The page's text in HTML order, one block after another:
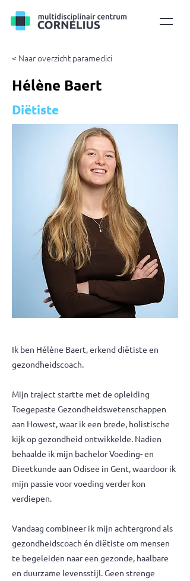
< Naar overzicht paramedici
Hélène Baert
Diëtiste
Ik ben Hélène Baert, erkend diëtiste en
gezondheidscoach.
Mijn traject startte met de opleiding
Toegepaste Gezondheidswetenschappen
aan Howest, waar ik een brede, holistische
kijk op gezondheid ontwikkelde. Nadien
behaalde ik mijn bachelor Voeding- en
Dieetkunde aan Odisee in Gent, waardoor ik
mijn passie voor voeding verder kon
verdiepen.
Vandaag combineer ik mijn achtergrond als
gezondheidscoach én diëtiste om mensen
te begeleiden naar een gezonde, haalbare
en duurzame levensstijl. Geen strenge